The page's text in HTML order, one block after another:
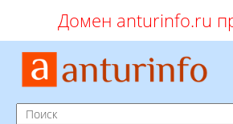
Домен anturinfo.ru